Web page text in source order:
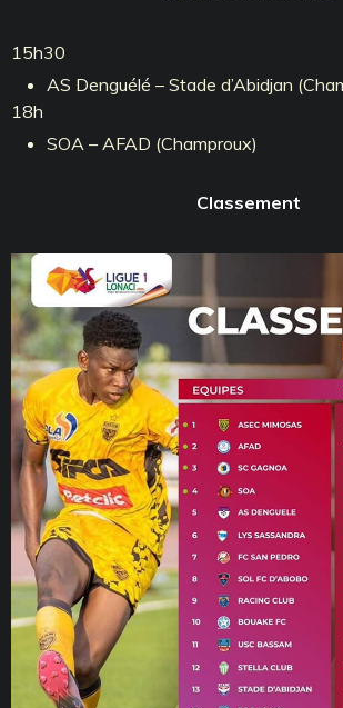
15h30
AS Denguélé – Stade d’Abidjan
18h
SOA – AFAD (Champroux)
Classement